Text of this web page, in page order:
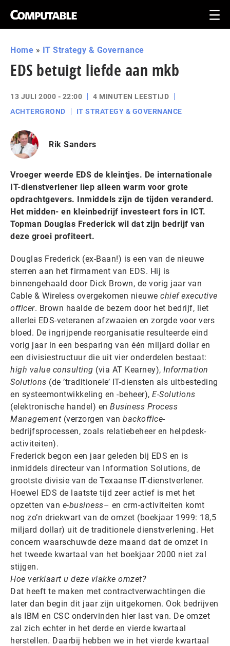
Home » IT Strategy & Governance
EDS betuigt liefde aan mkb
13 JULI 2000 - 22:00
4 MINUTEN LEESTIJD
ACHTERGROND
IT STRATEGY & GOVERNANCE
Rik Sanders
Vroeger weerde EDS de kleintjes. De internationale
IT-dienstverlener liep alleen warm voor grote
opdrachtgevers. Inmiddels zijn de tijden veranderd.
Het midden- en kleinbedrijf investeert fors in ICT.
Topman Douglas Frederick wil dat zijn bedrijf van
deze groei profiteert.
Douglas Frederick (ex-Baan!) is een van de nieuwe
sterren aan het firmament van EDS. Hij is
binnengehaald door Dick Brown, de vorig jaar van
Cable & Wireless overgekomen nieuwe chief executive
officer. Brown haalde de bezem door het bedrijf, liet
allerlei EDS-veteranen afzwaaien en zorgde voor vers
bloed. De ingrijpende reorganisatie resulteerde eind
vorig jaar in een besparing van één miljard dollar en
een divisiestructuur die uit vier onderdelen bestaat:
high value consulting (via AT Kearney), Information
Solutions (de ’traditionele’ IT-diensten als uitbesteding
en systeemontwikkeling en -beheer), E-Solutions
(elektronische handel) en Business Process
Management (verzorgen van backoffice-
bedrijfsprocessen, zoals relatiebeheer en helpdesk-
activiteiten).
Frederick begon een jaar geleden bij EDS en is
inmiddels directeur van Information Solutions, de
grootste divisie van de Texaanse IT-dienstverlener.
Hoewel EDS de laatste tijd zeer actief is met het
opzetten van e-business– en crm-activiteiten komt
nog zo’n driekwart van de omzet (boekjaar 1999: 18,5
miljard dollar) uit de traditionele dienstverlening. Het
concern waarschuwde deze maand dat de omzet in
het tweede kwartaal van het boekjaar 2000 niet zal
stijgen.
Hoe verklaart u deze vlakke omzet?
Dat heeft te maken met contractverwachtingen die
later dan begin dit jaar zijn uitgekomen. Ook bedrijven
als IBM en CSC ondervinden hier last van. De omzet
zal zich echter in het derde en vierde kwartaal
herstellen. Daarbij hebben we in het vierde kwartaal